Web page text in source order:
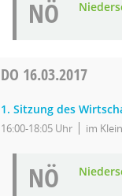
NÖ
DO 16.03.2017
1. Sitzung des
16:00-18:05 Uhr im
NÖ